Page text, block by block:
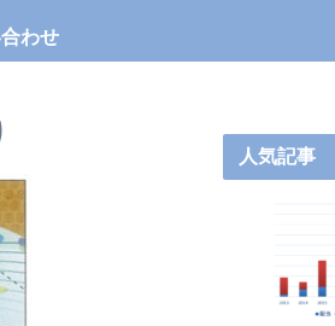
わせ
人気記事